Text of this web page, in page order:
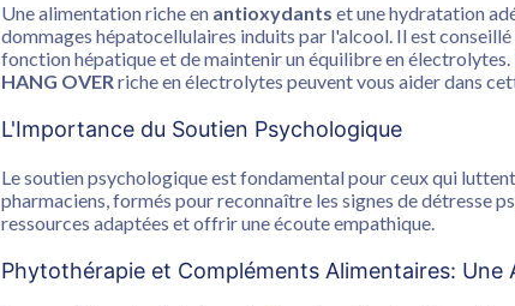
Une alimentation riche en antioxydants et une hydratation
dommages hépatocellulaires induits par l'alcool. Il est
fonction hépatique et de maintenir un équilibre en
HANG OVER riche en électrolytes peuvent vous aider dans
L'Importance du Soutien Psychologique
Le soutien psychologique est fondamental pour ceux qui
pharmaciens, formés pour reconnaître les signes de détresse
ressources adaptées et offrir une écoute empathique.
Phytothérapie et Compléments Alimentaires: Une